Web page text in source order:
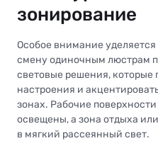
зонирование
Особое внимание
смену одиночным люстрам
световые решения, которые
настроения и
зонах. Рабочие
освещены, а зона отдыха
в мягкий рассеянный свет.